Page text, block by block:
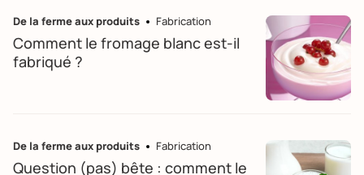
De la ferme aux produits Fabrication
Comment le fromage blanc est-il
fabriqué ?
De la ferme aux produits Fabrication
Question (pas) bête : comment le